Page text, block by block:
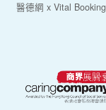
醫德網 x Vital Booking